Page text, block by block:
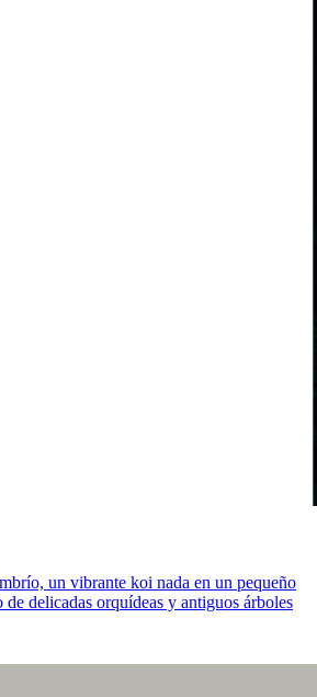
un vibrante koi nada en un pequeño
de delicadas orquídeas y antiguos árboles